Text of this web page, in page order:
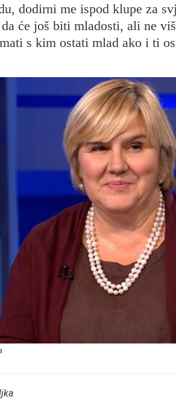
dodirni me ispod klupe za
će još biti mladosti, ali ne
s kim ostati mlad ako i ti